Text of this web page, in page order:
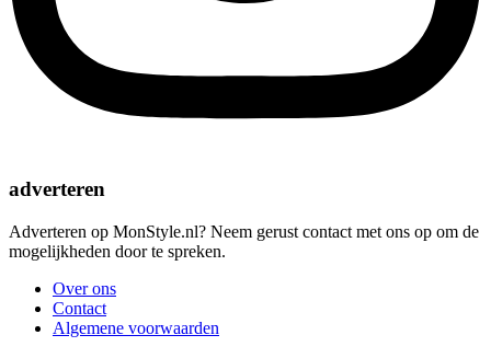
adverteren
Adverteren op MonStyle.nl? Neem gerust contact met ons op om de
mogelijkheden door te spreken.
Over ons
Contact
Algemene voorwaarden